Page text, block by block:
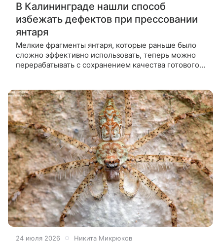
В Калининграде нашли способ
избежать дефектов при прессовании
янтаря
Мелкие фрагменты янтаря, которые раньше было
сложно эффективно использовать, теперь можно
перерабатывать с сохранением качества готового
24 июля 2026 Никита Микрюков